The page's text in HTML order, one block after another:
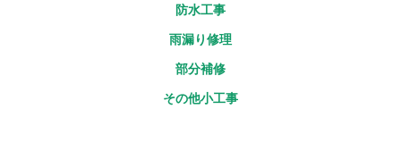
防水工事
雨漏り修理
部分補修
その他小工事